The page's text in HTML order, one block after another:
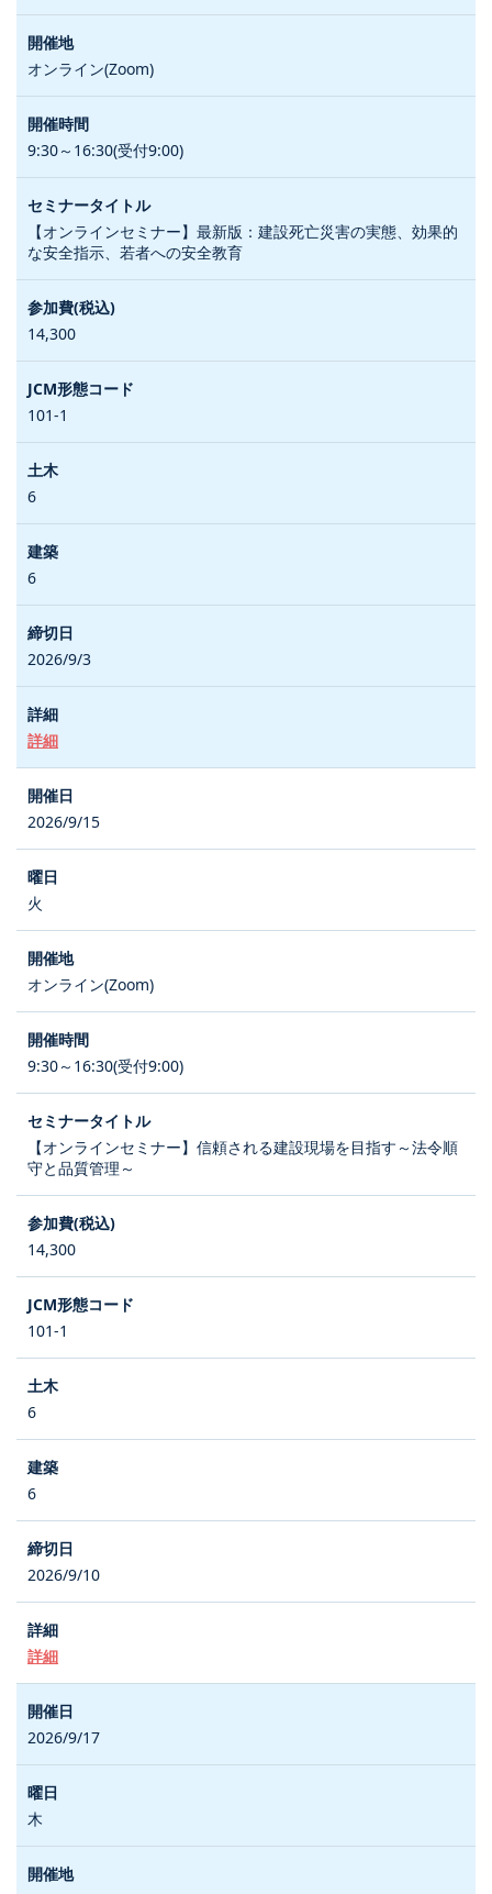
オンライン(Zoom)
9:30～16:30(受付9:00)
【オンラインセミナー】最新版：建設死亡災害の実態、効果的
な安全指示、若者への安全教育
14,300
101-1
6
6
2026/9/3
詳細
2026/9/15
火
オンライン(Zoom)
9:30～16:30(受付9:00)
【オンラインセミナー】信頼される建設現場を目指す～法令順
守と品質管理～
14,300
101-1
6
6
2026/9/10
詳細
2026/9/17
木